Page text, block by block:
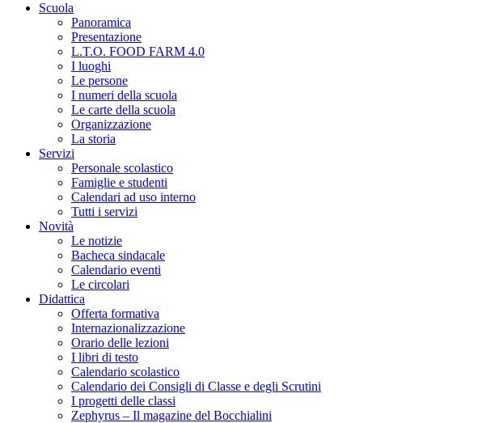
Scuola
Panoramica
Presentazione
L.T.O. FOOD FARM 4.0
I luoghi
Le persone
I numeri della scuola
Le carte della scuola
Organizzazione
La storia
Servizi
Personale scolastico
Famiglie e studenti
Calendari ad uso interno
Tutti i servizi
Novità
Le notizie
Bacheca sindacale
Calendario eventi
Le circolari
Didattica
Offerta formativa
Internazionalizzazione
Orario delle lezioni
I libri di testo
Calendario scolastico
Calendario dei Consigli di Classe e degli Scrutini
I progetti delle classi
Zephyrus – Il magazine del Bocchialini